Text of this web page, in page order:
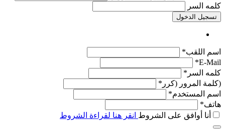
كلمه السر
تسجيل الدخول
اسم اللقب*
E-Mail*
كلمه السر*
(كلمة المرور (كرر*
اسم المستخدم*
هاتف*
أنا أوافق على الشروط انقر هنا لقراءة الشروط